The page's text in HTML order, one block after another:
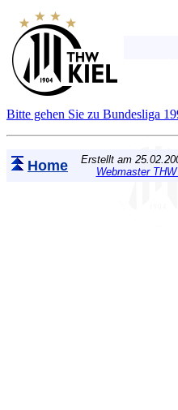
Bitte gehen Sie zu Bundesliga
Home
Erstellt am
Webmaster